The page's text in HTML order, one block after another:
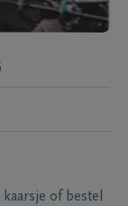
of bestel